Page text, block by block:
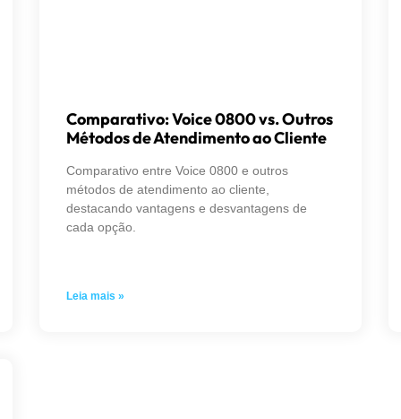
Comparativo: Voice 0800 vs. Outros
Métodos de Atendimento ao Cliente
Comparativo entre Voice 0800 e outros
métodos de atendimento ao cliente,
destacando vantagens e desvantagens de
cada opção.
Leia mais »